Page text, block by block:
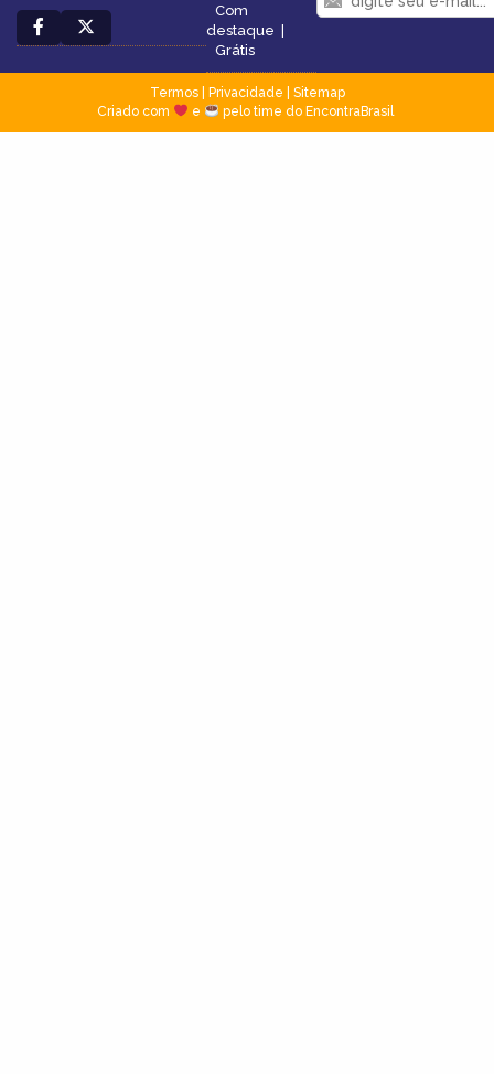
Com
destaque |
Grátis
Termos| Privacidade
Sitemap
Criado com
e pelo time do EncontraBrasil